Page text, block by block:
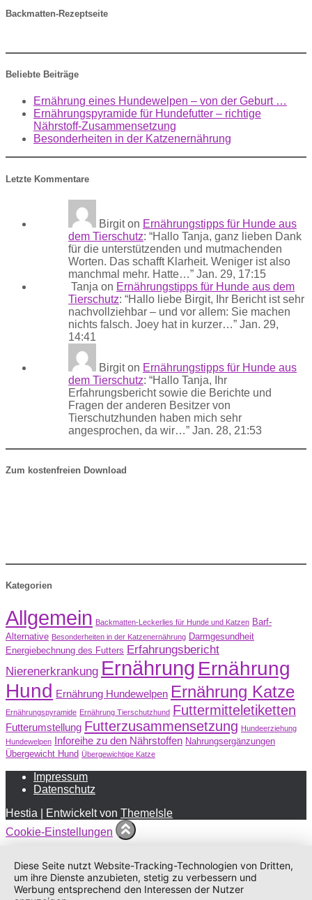
Backmatten-Rezeptseite
Beliebte Beiträge
Ernährung eines Hundewelpen – von der Geburt …
Ernährungspyramide für Hundefutter – richtige
Nährstoff-Zusammensetzung
Besonderheiten in der Katzenernährung
Letzte Kommentare
Birgiton Ernährungstipps für Hunde aus
dem Tierschutz: “Hallo Tanja, ganz lieben Dank
für die unterstützenden und mutmachenden
Worten. Das schafft Klarheit. Weniger ist also
manchmal mehr. Hatte…” Jan. 29, 17:15
Tanja on Ernährungstipps für Hunde aus dem
Tierschutz: “Hallo liebe Birgit, Ihr Bericht ist sehr
nachvollziehbar – und vor allem: Sie machen
nichts falsch. Joey hat in kurzer…” Jan. 29,
14:41
Birgiton Ernährungstipps für Hunde aus
dem Tierschutz: “Hallo Tanja, Ihr
Erfahrungsbericht sowie die Berichte und
Fragen der anderen Besitzer von
Tierschutzhunden haben mich sehr
angesprochen, da wir…” Jan. 28, 21:53
Zum kostenfreien Download
Kategorien
Allgemein Backmatten-Leckerlies für Hunde und Katzen Barf-
Alternative Besonderheiten in der Katzenernährung Darmgesundheit
Energiebechnung des Futters Erfahrungsbericht
Nierenerkrankung Ernährung Ernährung
Hund
Ernährung Hundewelpen Ernährung Katze
Ernährungspyramide Ernährung Tierschutzhund Futtermitteletiketten
Futterumstellung Futterzusammensetzung Hundeerziehung
Hundewelpen
Inforeihe zu den Nährstoffen Nahrungsergänzungen
Übergewicht Hund Übergewichtige Katze
Impressum
Datenschutz
Hestia | Entwickelt von ThemeIsle
Cookie-Einstellungen
Diese Seite nutzt Website-Tracking-Technologien von Dritten,
um ihre Dienste anzubieten, stetig zu verbessern und
Werbung entsprechend den Interessen der Nutzer